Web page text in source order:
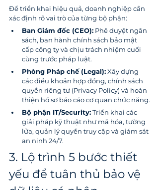
Để triển khai hiệu quả, doanh nghiệp cần
xác định rõ vai trò của từng bộ phận:
Ban Giám đốc (CEO): Phê duyệt ngân
sách, ban hành chính sách bảo mật
cấp công ty và chịu trách nhiệm cuối
cùng trước pháp luật.
Phòng Pháp chế (Legal): Xây dựng
các điều khoản hợp đồng, chính sách
quyền riêng tư (Privacy Policy) và hoàn
thiện hồ sơ báo cáo cơ quan chức năng.
Bộ phận IT/Security: Triển khai các
giải pháp kỹ thuật như mã hóa, tường
lửa, quản lý quyền truy cập và giám sát
an ninh 24/7.
3. Lộ trình 5 bước thiết
yếu để tuân thủ bảo vệ